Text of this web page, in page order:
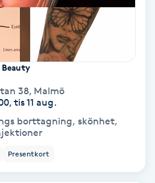
38, Malmö
tis 11 aug.
borttagning, skönhet,
Presentkort